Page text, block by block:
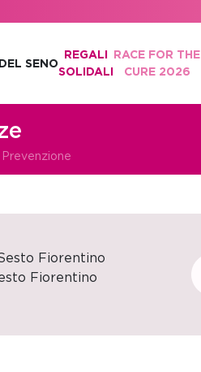
SENO
REGALI
SOLIDALI
RACE FOR THE
CURE 2026
Prevenzione
Fiorentino
Fiorentino